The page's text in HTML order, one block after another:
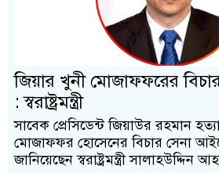
জিয়ার খুনী মোজাফফরের
: স্বরাষ্ট্রমন্ত্রী
সাবেক প্রেসিডেন্ট জিয়াউর রহমান
মোজাফফর হোসেনের বিচার সেনা
জানিয়েছেন স্বরাষ্ট্রমন্ত্রী